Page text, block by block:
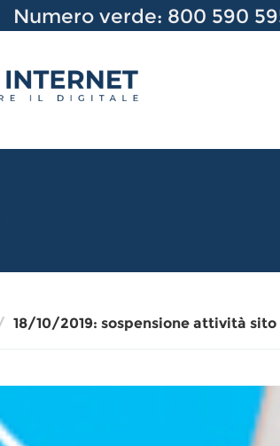
Numero verde: 800 590
18/10/2019: sospensione attività